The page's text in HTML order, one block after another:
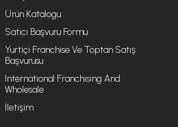
Ürün Katalogu
Satıcı Başvuru Formu
Yurtiçi Franchise Ve Toptan Satış
Başvurusu
International Franchising And
Wholesale
İletişim